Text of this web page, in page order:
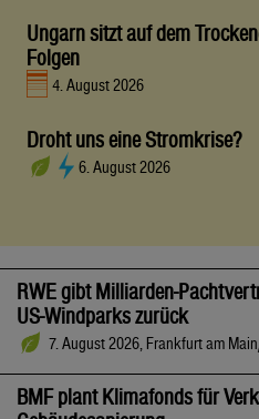
Ungarn sitzt auf dem
Folgen
4. August 2026
Droht uns eine Stromkrise?
6. August 2026
RWE gibt Milliarden-
US-Windparks zurück
7. August 2026, Frankfurt am
BMF plant Klimafonds für